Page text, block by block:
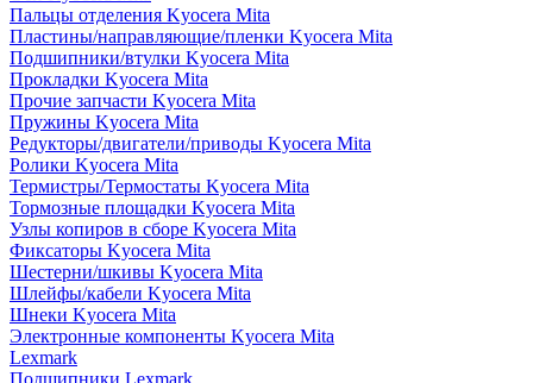
Пальцы отделения Kyocera Mita
Пластины/направляющие/пленки Kyocera Mita
Подшипники/втулки Kyocera Mita
Прокладки Kyocera Mita
Прочие запчасти Kyocera Mita
Пружины Kyocera Mita
Редукторы/двигатели/приводы Kyocera Mita
Ролики Kyocera Mita
Термистры/Термостаты Kyocera Mita
Тормозные площадки Kyocera Mita
Узлы копиров в сборе Kyocera Mita
Фиксаторы Kyocera Mita
Шестерни/шкивы Kyocera Mita
Шлейфы/кабели Kyocera Mita
Шнеки Kyocera Mita
Электронные компоненты Kyocera Mita
Lexmark
Подшипники Lexmark